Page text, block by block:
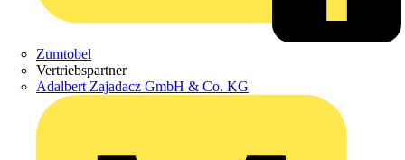
Zumtobel
Vertriebspartner
Adalbert Zajadacz GmbH & Co. KG